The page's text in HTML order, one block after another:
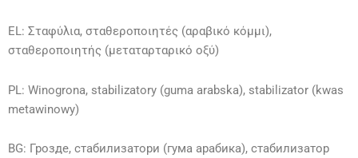
EL: Σταφύλια, σταθεροποιητές (αραβικό κόμμι),
σταθεροποιητής (μεταταρταρικό οξύ)
PL: Winogrona, stabilizatory (guma arabska), stabilizator (kwas
metawinowy)
BG: Грозде, стабилизатори (гума арабика), стабилизатор